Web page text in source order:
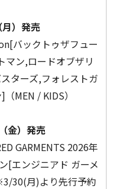
）発売
バックトゥザフュー
マン,ロードオブザリ
ターズ,フォレストガ
MEN / KIDS）
金）発売
GARMENTS 2026年
[エンジニアド ガーメ
30(月)より先行予約